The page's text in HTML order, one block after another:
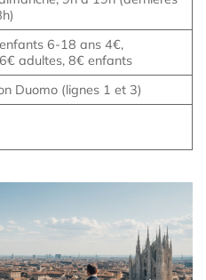
6-18 ans 4€,
adultes, 8€ enfants
Duomo (lignes 1 et 3)